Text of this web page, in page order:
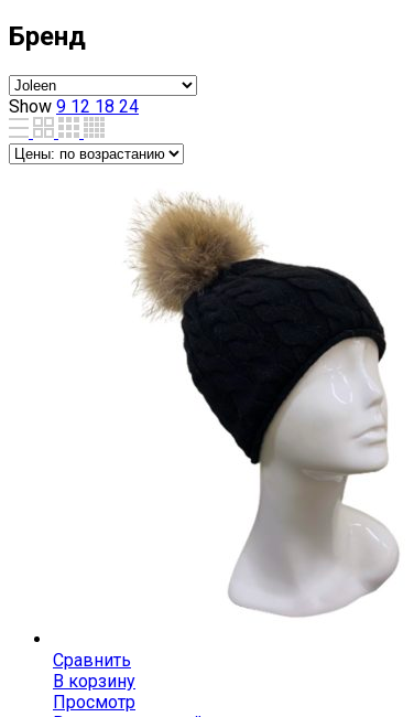
Бренд
Show 9 12 18 24
Сравнить
В корзину
Просмотр